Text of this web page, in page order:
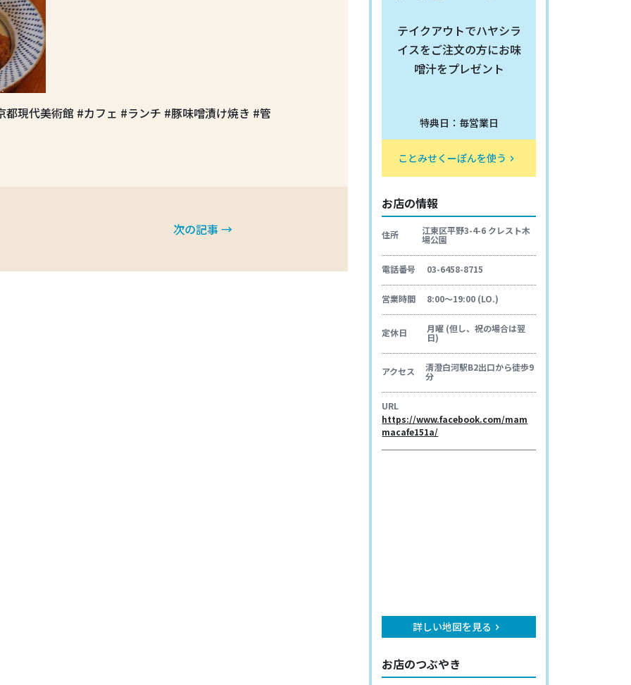
現代美術館 #カフェ #ランチ #豚味噌漬け焼き #管
次の記事 →
テイクアウトでハヤシラ
イスをご注文の方にお味
噌汁をプレゼント
特典日：毎営業日
ことみせくーぽんを使う keyboard_arrow_right
お店の情報
住所 江東区平野3-4-6 クレスト木
場公園
電話番号 03-6458-8715
営業時間 8:00～19:00 (LO.)
定休日 月曜 (但し、祝の場合は翌
日)
アクセス 清澄白河駅B2出口から徒歩9
分
URL
https://www.facebook.com/mam
macafe151a/
詳しい地図を見る keyboard_arrow_right
お店のつぶやき